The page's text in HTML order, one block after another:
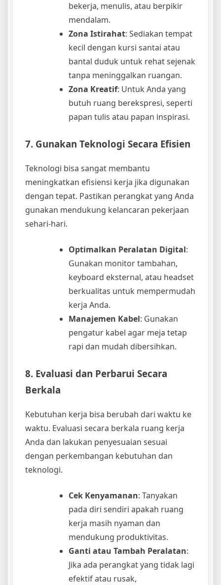
bekerja, menulis, atau berpikir
mendalam.
Zona Istirahat: Sediakan tempat
kecil dengan kursi santai atau
bantal duduk untuk rehat sejenak
tanpa meninggalkan ruangan.
Zona Kreatif: Untuk Anda yang
butuh ruang berekspresi, seperti
papan tulis atau papan inspirasi.
7. Gunakan Teknologi Secara Efisien
Teknologi bisa sangat membantu
meningkatkan efisiensi kerja jika digunakan
dengan tepat. Pastikan perangkat yang Anda
gunakan mendukung kelancaran pekerjaan
sehari-hari.
Optimalkan Peralatan Digital:
Gunakan monitor tambahan,
keyboard eksternal, atau headset
berkualitas untuk mempermudah
kerja Anda.
Manajemen Kabel: Gunakan
pengatur kabel agar meja tetap
rapi dan mudah dibersihkan.
8. Evaluasi dan Perbarui Secara
Berkala
Kebutuhan kerja bisa berubah dari waktu ke
waktu. Evaluasi secara berkala ruang kerja
Anda dan lakukan penyesuaian sesuai
dengan perkembangan kebutuhan dan
teknologi.
Cek Kenyamanan: Tanyakan
pada diri sendiri apakah ruang
kerja masih nyaman dan
mendukung produktivitas.
Ganti atau Tambah Peralatan:
Jika ada perangkat yang tidak lagi
efektif atau rusak,